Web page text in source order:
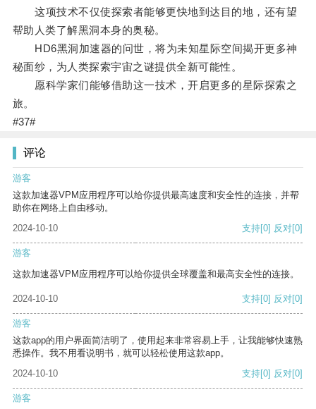
这项技术不仅使探索者能够更快地到达目的地，还有望
帮助人类了解黑洞本身的奥秘。
HD6黑洞加速器的问世，将为未知星际空间揭开更多神
秘面纱，为人类探索宇宙之谜提供全新可能性。
愿科学家们能够借助这一技术，开启更多的星际探索之
旅。
#37#
评论
游客
这款加速器VPM应用程序可以给你提供最高速度和安全性的连接，并帮
助你在网络上自由移动。
2024-10-10
支持[0] 反对[0]
游客
这款加速器VPM应用程序可以给你提供全球覆盖和最高安全性的连接。
2024-10-10 支持[0] 反对[0]
游客
这款app的用户界面简洁明了，使用起来非常容易上手，让我能够快速熟
悉操作。我不用看说明书，就可以轻松使用这款app。
2024-10-10
支持[0] 反对[0]
游客